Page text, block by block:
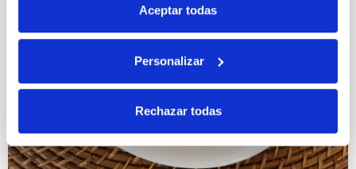
Aceptar todas
Personalizar
Rechazar todas